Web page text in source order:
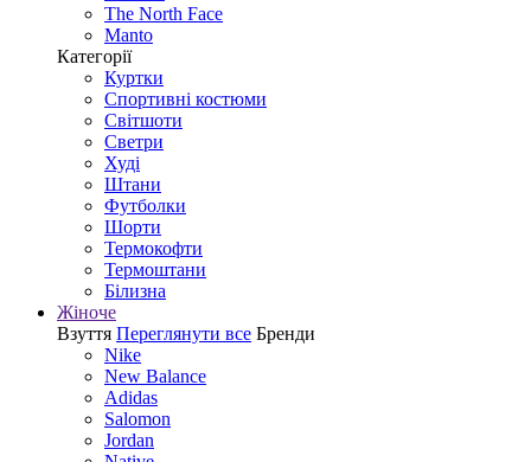
The North Face
Manto
Категорії
Куртки
Спортивні костюми
Світшоти
Светри
Худі
Штани
Футболки
Шорти
Термокофти
Термоштани
Білизна
Жіноче
Взуття Переглянути все Бренди
Nike
New Balance
Adidas
Salomon
Jordan